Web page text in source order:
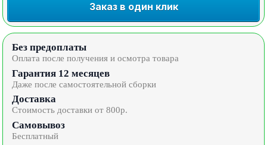
Заказ в один клик
Без предоплаты
Оплата после получения и осмотра товара
Гарантия 12 месяцев
Даже после самостоятельной сборки
Доставка
Стоимость доставки от 800р.
Самовывоз
Бесплатный